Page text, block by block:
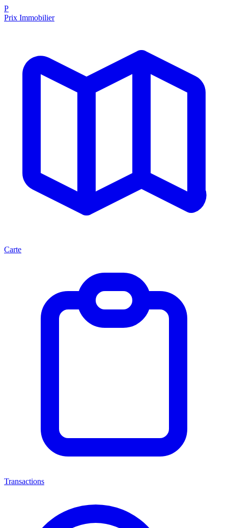
P
Prix Immobilier
Carte
Transactions